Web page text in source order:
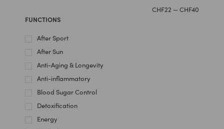
CHF22 —CHF40
FUNCTIONS
After Sport
After Sun
Anti-Aging & Longevity
Anti-inflammatory
Blood Sugar Control
Detoxification
Energy